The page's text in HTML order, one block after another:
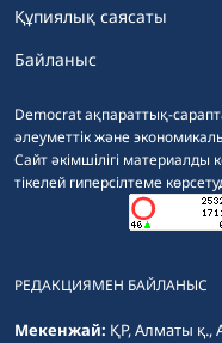
Democrat ақпараттық-
әлеуметтік және
Сайт әкімшілігі материалды
тікелей гиперсілтеме
Құпиялық саясаты
Байланыс
РЕДАКЦИЯМЕН БАЙЛАНЫС
Мекенжай: ҚР, Алматы қ.,